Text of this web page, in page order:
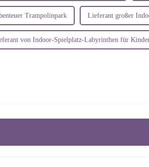
Trampolinpark Lieferant großer
von Indoor-Spielplatz-Labyrinthen für